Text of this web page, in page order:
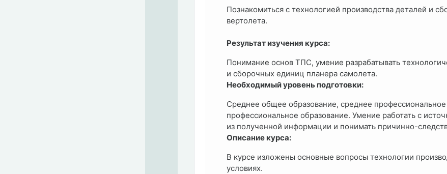
Познакомиться с технологией производства деталей и
вертолета.
Результат изучения курса:
Понимание основ ТПС, умение разрабатывать
и сборочных единиц планера самолета.
Необходимый уровень подготовки:
Среднее общее образование, среднее
профессиональное образование. Умение работать с
из полученной информации и понимать причинно-
Описание курса:
В курсе изложены основные вопросы технологии
условиях.